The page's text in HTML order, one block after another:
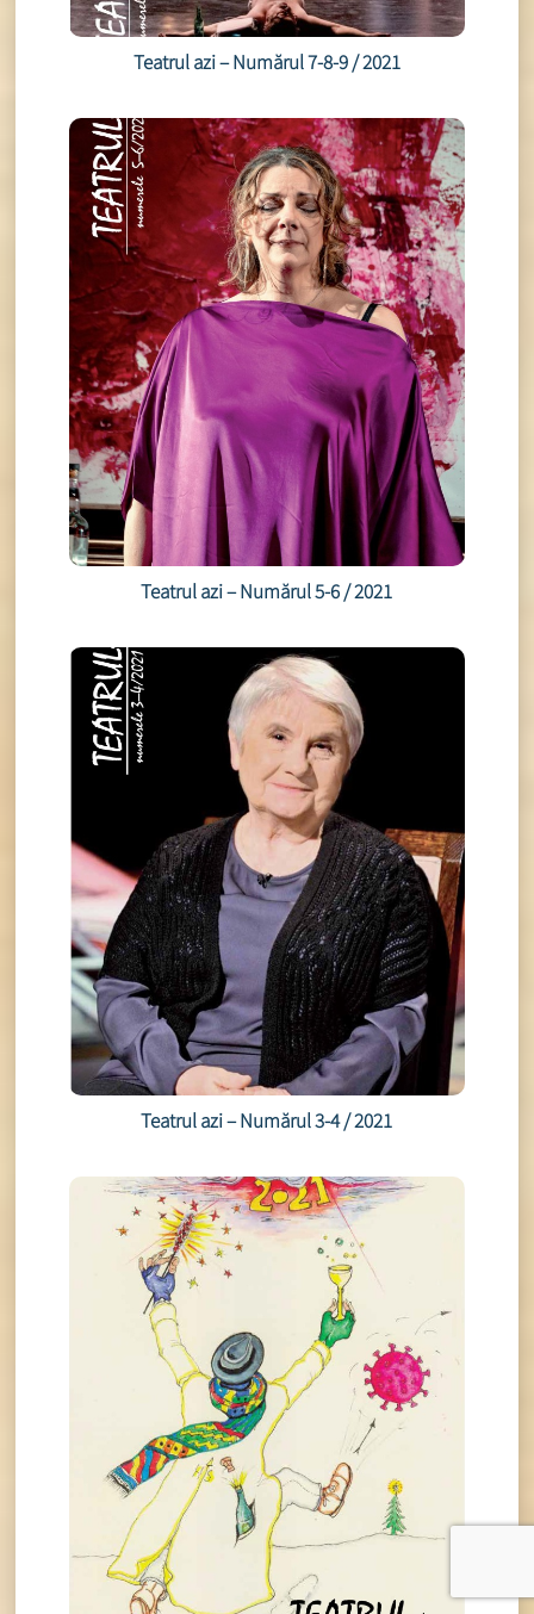
Teatrul azi – Numărul 7-8-9 / 2021
Teatrul azi – Numărul 5-6 / 2021
Teatrul azi – Numărul 3-4 / 2021